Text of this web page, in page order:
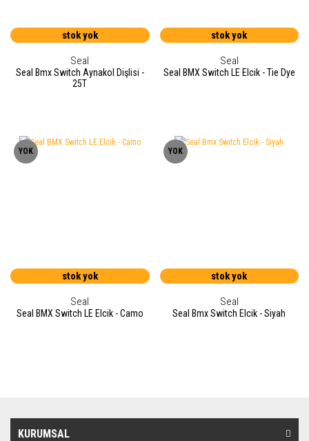
stok yok
Seal
Seal Bmx Switch Aynakol Dişlisi -
25T
stok yok
Seal
Seal BMX Switch LE Elcik - Tie Dye
YOK
stok yok
Seal
Seal BMX Switch LE Elcik - Camo
YOK
stok yok
Seal
Seal Bmx Switch Elcik - Siyah
KURUMSAL